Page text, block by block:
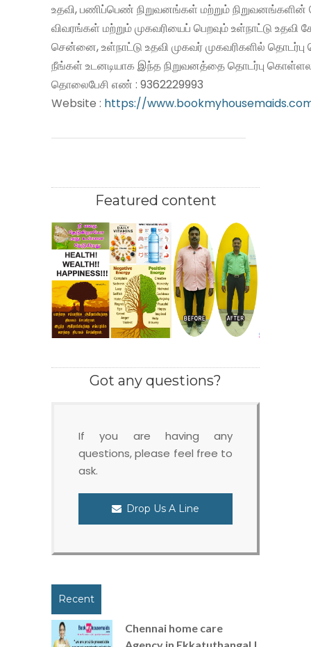
உதவி, பணிப்பெண் நிறுவனங்கள் மற்றும் நிறுவனங்களின்
விவரங்கள் மற்றும் முகவரியைப் பெறவும் உள்நாட்டு உதவி
சென்னை, உள்நாட்டு உதவி முகவர் முகவரிகளில்
நீங்கள் உடனடியாக இந்த நிறுவனத்தை தொடர்பு
தொலைபேசி எண் : 9362229993
Website : https://
Featured content
Got any questions?
If you are having any
questions, please feel free to
ask.
Drop Us A Line
Recent
Chennai home care
Agency in Ekkatuthangal |